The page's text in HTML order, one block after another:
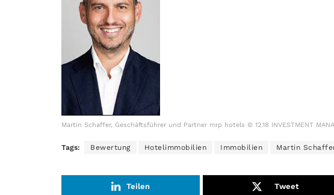
Martin Schaffer, Geschäftsführer und Partner mrp hotels © 12.18 INVESTMENT
Tags: Bewertung Hotelimmobilien Immobilien Martin
Teilen Tweet